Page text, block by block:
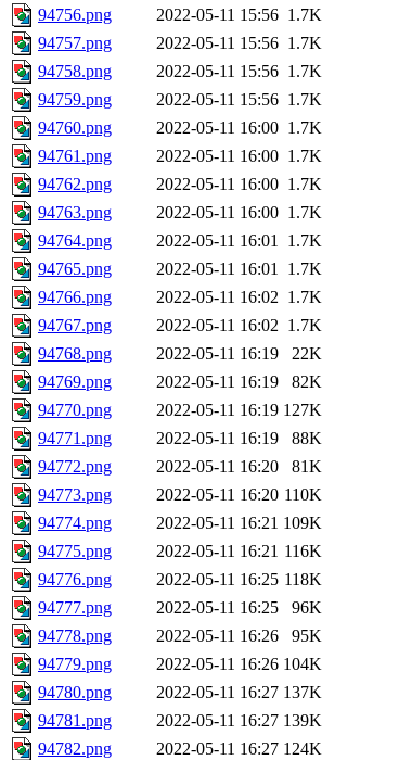
94756.png
2022-05-11 15:56 1.7K
94757.png
2022-05-11 15:56 1.7K
94758.png
2022-05-11 15:56 1.7K
94759.png
2022-05-11 15:56 1.7K
94760.png
2022-05-11 16:00 1.7K
94761.png
2022-05-11 16:00 1.7K
94762.png
2022-05-11 16:00 1.7K
94763.png
2022-05-11 16:00 1.7K
94764.png
2022-05-11 16:01 1.7K
94765.png
2022-05-11 16:01 1.7K
94766.png
2022-05-11 16:02 1.7K
94767.png
2022-05-11 16:02 1.7K
94768.png
2022-05-11 16:19
22K
94769.png
2022-05-11 16:19
82K
94770.png
2022-05-11 16:19 127K
94771.png
2022-05-11 16:19
88K
94772.png
2022-05-11 16:20
81K
94773.png
2022-05-11 16:20 110K
94774.png
2022-05-11 16:21 109K
94775.png
2022-05-11 16:21 116K
94776.png
2022-05-11 16:25 118K
94777.png
2022-05-11 16:25
96K
94778.png
2022-05-11 16:26
95K
94779.png
2022-05-11 16:26 104K
94780.png
2022-05-11 16:27 137K
94781.png
2022-05-11 16:27 139K
94782.png
2022-05-11 16:27 124K